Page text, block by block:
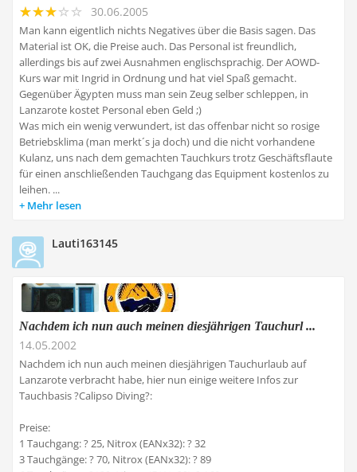
30.06.2005
Man kann eigentlich nichts Negatives über die Basis sagen. Das
Material ist OK, die Preise auch. Das Personal ist freundlich,
allerdings bis auf zwei Ausnahmen englischsprachig. Der AOWD-
Kurs war mit Ingrid in Ordnung und hat viel Spaß gemacht.
Gegenüber Ägypten muss man sein Zeug selber schleppen, in
Lanzarote kostet Personal eben Geld ;)
Was mich ein wenig verwundert, ist das offenbar nicht so rosige
Betriebsklima (man merkt´s ja doch) und die nicht vorhandene
Kulanz, uns nach dem gemachten Tauchkurs trotz Geschäftsflaute
für einen anschließenden Tauchgang das Equipment kostenlos zu
leihen. ...
Mehr lesen
Lauti163145
Nachdem ich nun auch meinen diesjährigen Tauchurl ...
14.05.2002
Nachdem ich nun auch meinen diesjährigen Tauchurlaub auf
Lanzarote verbracht habe, hier nun einige weitere Infos zur
Tauchbasis ?Calipso Diving?:
Preise:
1 Tauchgang: ? 25, Nitrox (EANx32): ? 32
3 Tauchgänge: ? 70, Nitrox (EANx32): ? 89